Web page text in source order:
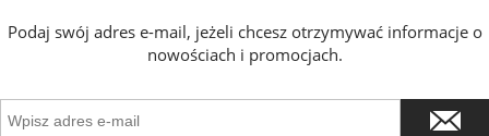
Podaj swój adres e-mail, jeżeli chcesz otrzymywać informacje o
nowościach i promocjach.